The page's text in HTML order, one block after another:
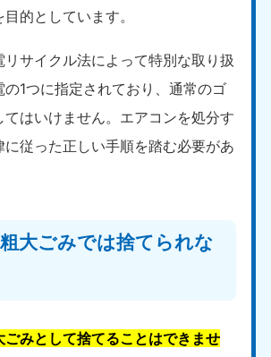
的としています。
リサイクル法によって特別な取り扱
の1つに指定されており、通常のゴ
てはいけません。エアコンを処分す
に従った正しい手順を踏む必要があ
大ごみでは捨てられな
ごみとして捨てることはできませ